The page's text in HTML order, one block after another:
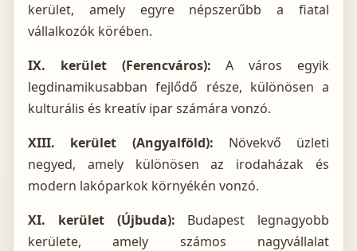
kerület, amely egyre népszerűbb a fiatal
vállalkozók körében.
IX. kerület (Ferencváros): A város egyik
legdinamikusabban fejlődő része, különösen a
kulturális és kreatív ipar számára vonzó.
XIII. kerület (Angyalföld): Növekvő üzleti
negyed, amely különösen az irodaházak és
modern lakóparkok környékén vonzó.
XI. kerület (Újbuda): Budapest legnagyobb
kerülete, amely számos nagyvállalat